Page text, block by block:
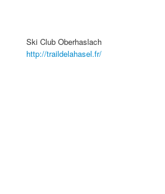
Ski Club Oberhaslach
http://traildelahasel.fr/